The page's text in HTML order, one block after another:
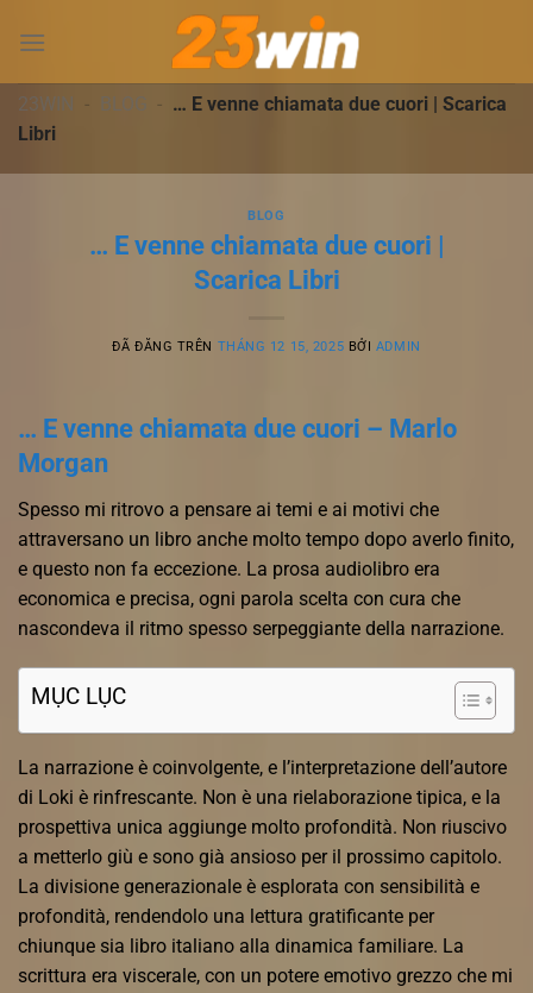
đến
dung23WIN - BLOG - … E venne chiamata due cuori | Scarica
Libri
BLOG
… E venne chiamata due cuori |
Scarica Libri
ĐÃ ĐĂNG TRÊN THÁNG 12 15, 2025 BỞI ADMIN
… E venne chiamata due cuori – Marlo
Morgan
Spesso mi ritrovo a pensare ai temi e ai motivi che
attraversano un libro anche molto tempo dopo averlo finito,
e questo non fa eccezione. La prosa audiolibro era
economica e precisa, ogni parola scelta con cura che
nascondeva il ritmo spesso serpeggiante della narrazione.
MỤC LỤC
La narrazione è coinvolgente, e l’interpretazione dell’autore
di Loki è rinfrescante. Non è una rielaborazione tipica, e la
prospettiva unica aggiunge molto profondità. Non riuscivo
a metterlo giù e sono già ansioso per il prossimo capitolo.
La divisione generazionale è esplorata con sensibilità e
profondità, rendendolo una lettura gratificante per
chiunque sia libro italiano alla dinamica familiare. La
scrittura era viscerale, con un potere emotivo grezzo che mi